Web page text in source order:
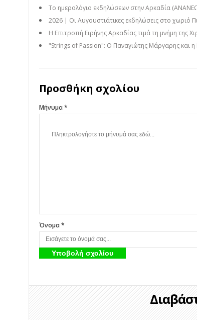
Το ημερολόγιο εκδηλώσεων στην Αρκαδία
2026 | Οι Αυγουστιάτικες εκδηλώσεις στο χωριό
Η Επιτροπή Ειρήνης Αρκαδίας τιμά τη μνήμη της
"Strings of Passion": Ο Παναγιώτης Μάργαρης και
Προσθήκη σχολίου
Μήνυμα *
Όνομα *